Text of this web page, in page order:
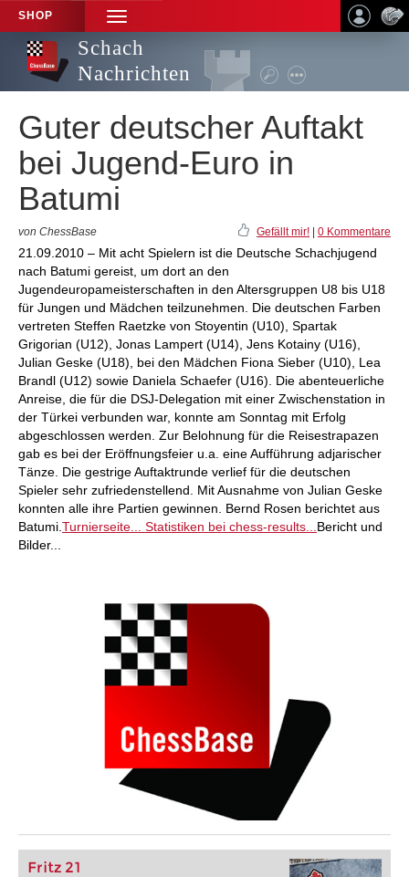
SHOP
TOGGLE
NAVIGATION
Schach
Nachrichten
Guter deutscher Auftakt
bei Jugend-Euro in
Batumi
von ChessBase Gefällt mir! 0 Kommentare
21.09.2010 – Mit acht Spielern ist die Deutsche Schachjugend
nach Batumi gereist, um dort an den
Jugendeuropameisterschaften in den Altersgruppen U8 bis U18
für Jungen und Mädchen teilzunehmen. Die deutschen Farben
vertreten Steffen Raetzke von Stoyentin (U10), Spartak
Grigorian (U12), Jonas Lampert (U14), Jens Kotainy (U16),
Julian Geske (U18), bei den Mädchen Fiona Sieber (U10), Lea
Brandl (U12) sowie Daniela Schaefer (U16). Die abenteuerliche
Anreise, die für die DSJ-Delegation mit einer Zwischenstation in
der Türkei verbunden war, konnte am Sonntag mit Erfolg
abgeschlossen werden. Zur Belohnung für die Reisestrapazen
gab es bei der Eröffnungsfeier u.a. eine Aufführung adjarischer
Tänze. Die gestrige Auftaktrunde verlief für die deutschen
Spieler sehr zufriedenstellend. Mit Ausnahme von Julian Geske
konnten alle ihre Partien gewinnen. Bernd Rosen berichtet aus
Batumi. Turnierseite... Statistiken bei chess-results... Bericht und
Bilder...
Fritz 21